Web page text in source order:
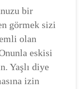
bir
görmek sizi
olan
eskisi
Yaşlı diye
izin